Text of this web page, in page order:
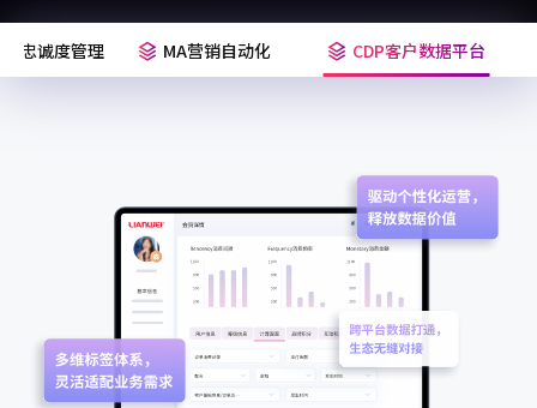
忠诚度管理 MA营销自动化 CDP客户数据平台